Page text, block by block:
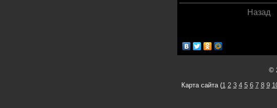
Назад
©
Карта сайта (1 2 3 4 5 6 7 8 9